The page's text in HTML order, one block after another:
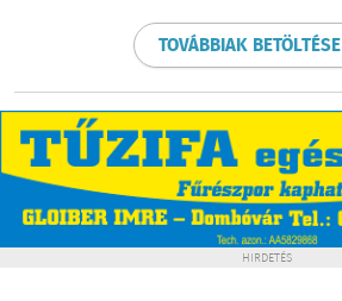
TOVÁBBIAK BETÖLTÉSE
HIRDETÉS